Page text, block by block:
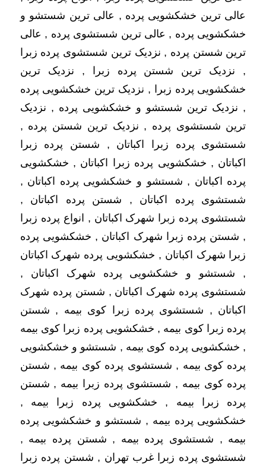
عالی ترین خشکشویی پرده , عالی ترین شستشو و
خشکشویی پرده , عالی ترین شستشوی پرده , عالی
ترین شستن پرده , نزدیک ترین شستشوی پرده زبرا
, نزدیک ترین شستن پرده زبرا , نزدیک ترین
خشکشویی پرده زبرا , نزدیک ترین خشکشویی پرده
, نزدیک ترین شستشو و خشکشویی پرده , نزدیک
ترین شستشوی پرده , نزدیک ترین شستن پرده ,
شستشوی پرده زبرا اکباتان , شستن پرده زبرا
اکباتان , خشکشویی پرده زبرا اکباتان , خشکشویی
پرده اکباتان , شستشو و خشکشویی پرده اکباتان ,
شستشوی پرده اکباتان , شستن پرده اکباتان ,
شستشوی پرده زبرا شهرک اکباتان , انواع پرده زبرا
, شستن پرده زبرا شهرک اکباتان , خشکشویی پرده
زبرا شهرک اکباتان , خشکشویی پرده شهرک اکباتان
, شستشو و خشکشویی پرده شهرک اکباتان ,
شستشوی پرده شهرک اکباتان , شستن پرده شهرک
اکباتان , شستشوی پرده زبرا کوی بیمه , شستن
پرده زبرا کوی بیمه , خشکشویی پرده زبرا کوی بیمه
, خشکشویی پرده کوی بیمه , شستشو و خشکشویی
پرده کوی بیمه , شستشوی پرده کوی بیمه , شستن
پرده کوی بیمه , شستشوی پرده زبرا بیمه , شستن
پرده زبرا بیمه , خشکشویی پرده زبرا بیمه ,
خشکشویی پرده بیمه , شستشو و خشکشویی پرده
بیمه , شستشوی پرده بیمه , شستن پرده بیمه ,
شستشوی پرده زبرا غرب تهران , شستن پرده زبرا